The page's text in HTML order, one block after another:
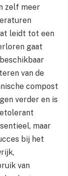
zelf meer
leidt tot een
gaat
van de
compost
verder en is
maar
bij het
van